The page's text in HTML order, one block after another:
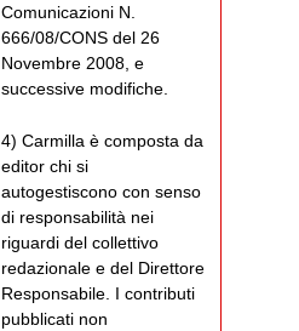
Comunicazioni N.
666/08/CONS del 26
Novembre 2008, e
successive modifiche.
4) Carmilla è composta da
editor chi si
autogestiscono con senso
di responsabilità nei
riguardi del collettivo
redazionale e del Direttore
Responsabile. I contributi
pubblicati non